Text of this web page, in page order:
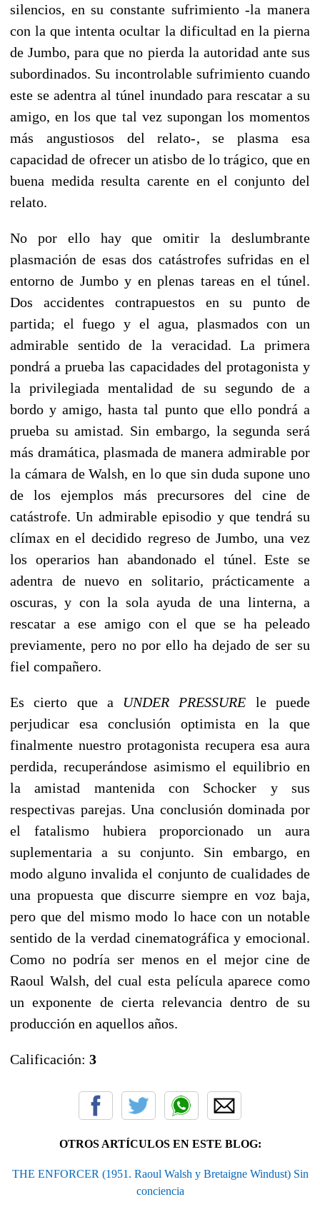
silencios, en su constante sufrimiento -la manera
con la que intenta ocultar la dificultad en la pierna
de Jumbo, para que no pierda la autoridad ante sus
subordinados. Su incontrolable sufrimiento cuando
este se adentra al túnel inundado para rescatar a su
amigo, en los que tal vez supongan los momentos
más angustiosos del relato-, se plasma esa
capacidad de ofrecer un atisbo de lo trágico, que en
buena medida resulta carente en el conjunto del
relato.
No por ello hay que omitir la deslumbrante
plasmación de esas dos catástrofes sufridas en el
entorno de Jumbo y en plenas tareas en el túnel.
Dos accidentes contrapuestos en su punto de
partida; el fuego y el agua, plasmados con un
admirable sentido de la veracidad. La primera
pondrá a prueba las capacidades del protagonista y
la privilegiada mentalidad de su segundo de a
bordo y amigo, hasta tal punto que ello pondrá a
prueba su amistad. Sin embargo, la segunda será
más dramática, plasmada de manera admirable por
la cámara de Walsh, en lo que sin duda supone uno
de los ejemplos más precursores del cine de
catástrofe. Un admirable episodio y que tendrá su
clímax en el decidido regreso de Jumbo, una vez
los operarios han abandonado el túnel. Este se
adentra de nuevo en solitario, prácticamente a
oscuras, y con la sola ayuda de una linterna, a
rescatar a ese amigo con el que se ha peleado
previamente, pero no por ello ha dejado de ser su
fiel compañero.
Es cierto que a UNDER PRESSURE le puede
perjudicar esa conclusión optimista en la que
finalmente nuestro protagonista recupera esa aura
perdida, recuperándose asimismo el equilibrio en
la amistad mantenida con Schocker y sus
respectivas parejas. Una conclusión dominada por
el fatalismo hubiera proporcionado un aura
suplementaria a su conjunto. Sin embargo, en
modo alguno invalida el conjunto de cualidades de
una propuesta que discurre siempre en voz baja,
pero que del mismo modo lo hace con un notable
sentido de la verdad cinematográfica y emocional.
Como no podría ser menos en el mejor cine de
Raoul Walsh, del cual esta película aparece como
un exponente de cierta relevancia dentro de su
producción en aquellos años.
Calificación: 3
OTROS ARTÍCULOS EN ESTE BLOG:
THE ENFORCER (1951. Raoul Walsh y Bretaigne Windust) Sin
conciencia